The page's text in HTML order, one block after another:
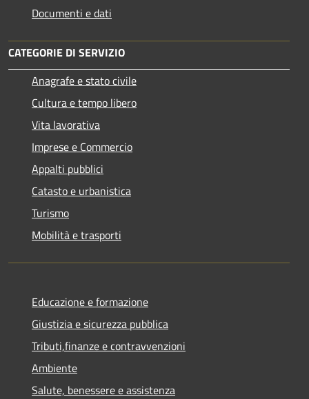
Documenti e dati
CATEGORIE DI SERVIZIO
Anagrafe e stato civile
Cultura e tempo libero
Vita lavorativa
Imprese e Commercio
Appalti pubblici
Catasto e urbanistica
Turismo
Mobilità e trasporti
Educazione e formazione
Giustizia e sicurezza pubblica
Tributi,finanze e contravvenzioni
Ambiente
Salute, benessere e assistenza